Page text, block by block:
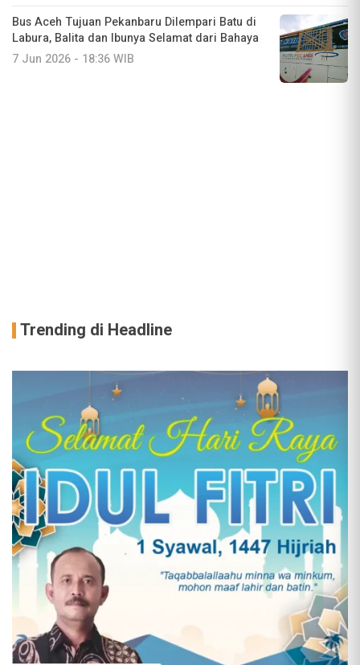
Bus Aceh Tujuan Pekanbaru Dilempari Batu di
Labura, Balita dan Ibunya Selamat dari Bahaya
7 Jun 2026 - 18:36 WIB
Trending di Headline